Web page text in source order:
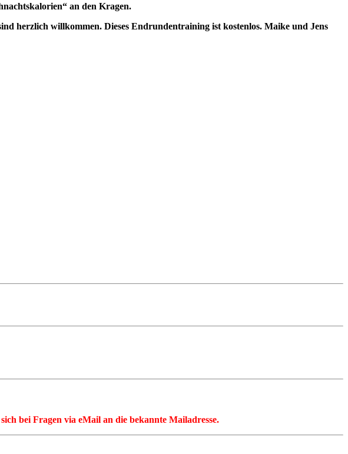
an den Kragen.
herzlich willkommen. Dieses Endrundentraining ist kostenlos. Maike und Jens
bei Fragen via eMail an die bekannte Mailadresse.